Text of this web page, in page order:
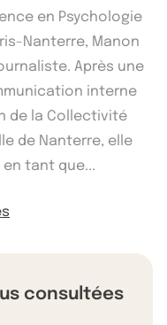
en Psychologie
Nanterre, Manon
Après une
interne
de la Collectivité
de Nanterre, elle
en tant que...
consultées